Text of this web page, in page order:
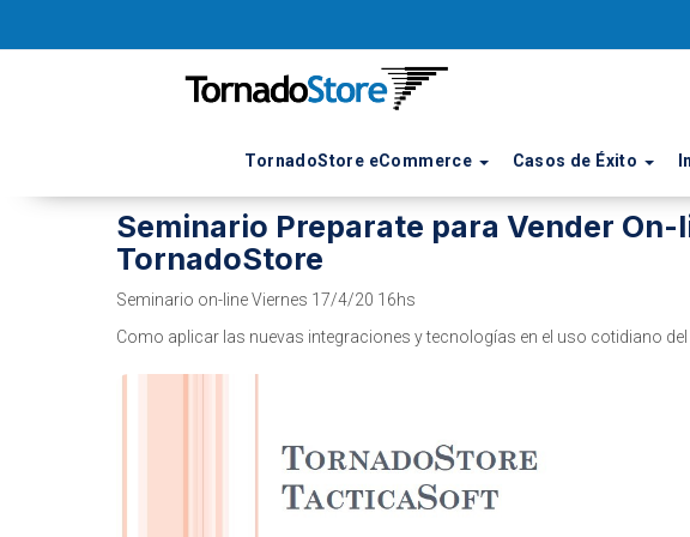
TornadoStore eCommerce Casos de Éxito
Seminario Preparate para Vender
TornadoStore
Seminario on-line Viernes 17/4/20 16hs
Como aplicar las nuevas integraciones y tecnologías en el uso cotidiano